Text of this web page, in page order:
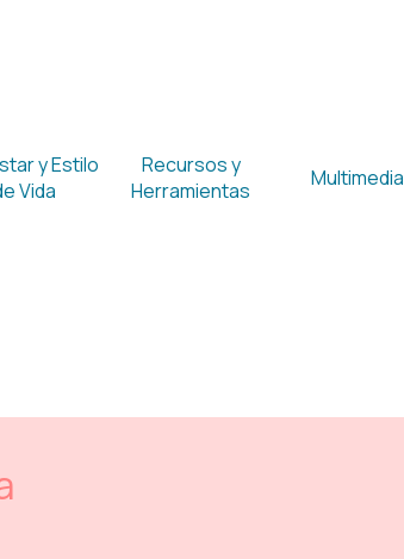
y Estilo
Vida
▼
Recursos y
Herramientas
▼
Multimedia